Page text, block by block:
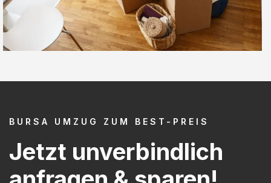
BURSA UMZUG ZUM BEST-PREIS
Jetzt unverbindlich